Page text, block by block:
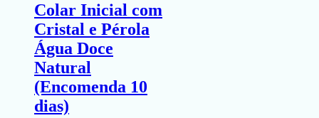
Colar Inicial com
Cristal e Pérola
Água Doce
Natural
(Encomenda 10
dias)